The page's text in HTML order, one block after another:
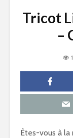
Tricot
–
Êtes-vous à la